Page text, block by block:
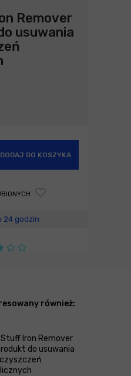
Remover
usuwania
DODAJ DO KOSZYKA
24 godzin
również:
Stuff Iron Remover
do usuwania